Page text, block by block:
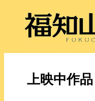
上映中作品